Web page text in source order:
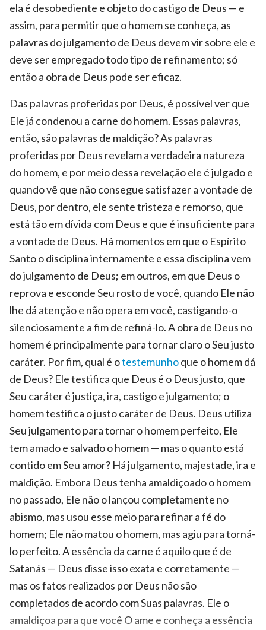
ela é desobediente e objeto do castigo de Deus — e
assim, para permitir que o homem se conheça, as
palavras do julgamento de Deus devem vir sobre ele e
deve ser empregado todo tipo de refinamento; só
então a obra de Deus pode ser eficaz.
Das palavras proferidas por Deus, é possível ver que
Ele já condenou a carne do homem. Essas palavras,
então, são palavras de maldição? As palavras
proferidas por Deus revelam a verdadeira natureza
do homem, e por meio dessa revelação ele é julgado e
quando vê que não consegue satisfazer a vontade de
Deus, por dentro, ele sente tristeza e remorso, que
está tão em dívida com Deus e que é insuficiente para
a vontade de Deus. Há momentos em que o Espírito
Santo o disciplina internamente e essa disciplina vem
do julgamento de Deus; em outros, em que Deus o
reprova e esconde Seu rosto de você, quando Ele não
lhe dá atenção e não opera em você, castigando-o
silenciosamente a fim de refiná-lo. A obra de Deus no
homem é principalmente para tornar claro o Seu justo
caráter. Por fim, qual é otestemunhoque o homem dá
de Deus? Ele testifica que Deus é o Deus justo, que
Seu caráter é justiça, ira, castigo e julgamento; o
homem testifica o justo caráter de Deus. Deus utiliza
Seu julgamento para tornar o homem perfeito, Ele
tem amado e salvado o homem — mas o quanto está
contido em Seu amor? Há julgamento, majestade, ira e
maldição. Embora Deus tenha amaldiçoado o homem
no passado, Ele não o lançou completamente no
abismo, mas usou esse meio para refinar a fé do
homem; Ele não matou o homem, mas agiu para torná-
lo perfeito. A essência da carne é aquilo que é de
Satanás — Deus disse isso exata e corretamente —
mas os fatos realizados por Deus não são
completados de acordo com Suas palavras. Ele o
amaldiçoa para que você O ame e conheça a essência